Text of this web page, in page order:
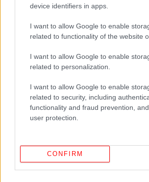
device identifiers in apps.
I want to allow Google to enable
related to functionality of the website
I want to allow Google to enable
related to personalization.
I want to allow Google to enable
related to security, including
functionality and fraud prevention,
user protection.
CONFIRM
Προανάκριση διενεργεί η
Πειραιά και ο δράστης αναζητείται.